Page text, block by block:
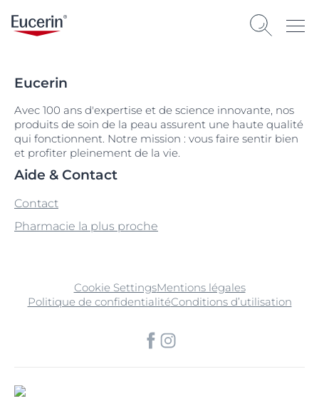
Eucerin
Avec 100 ans d'expertise et de science innovante, nos
produits de soin de la peau assurent une haute qualité
qui fonctionnent. Notre mission : vous faire sentir bien
et profiter pleinement de la vie.
Aide & Contact
Contact
Pharmacie la plus proche
Cookie SettingsMentions légales
Politique de confidentialitéConditions d’utilisation